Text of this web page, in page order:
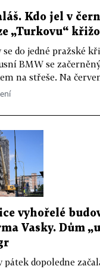
Kdo jel v
„Turkovu“
do jedné pražské
BMW se
na střeše. Na
vyhořelé
Vasky. Dům
dopoledne